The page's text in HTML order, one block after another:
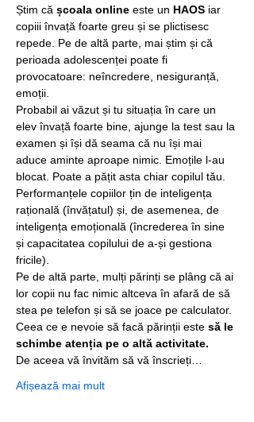
Știm că școala online este un HAOS iar
copiii învață foarte greu și se plictisesc
repede. Pe de altă parte, mai știm și că
perioada adolescenței poate fi
provocatoare: neîncredere, nesiguranță,
emoții.
Probabil ai văzut și tu situația în care un
elev învață foarte bine, ajunge la test sau la
examen și își dă seama că nu își mai
aduce aminte aproape nimic. Emoțile l-au
blocat. Poate a pățit asta chiar copilul tău.
Performanțele copiilor țin de inteligența
rațională (învățatul) și, de asemenea, de
inteligența emoțională (încrederea în sine
și capacitatea copilului de a-și gestiona
fricile).
Pe de altă parte, mulți părinți se plâng că ai
lor copii nu fac nimic altceva în afară de să
stea pe telefon și să se joace pe calculator.
Ceea ce e nevoie să facă părinții este să le
schimbe atenția pe o altă activitate.
De aceea vă învităm să vă înscrieți…
Afișează mai mult